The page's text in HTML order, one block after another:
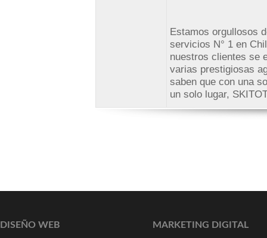
Estamos orgullosos
servicios N° 1 en
nuestros clientes se
varias prestigiosas
saben que con una
un solo lugar,
DISEÑO WEB MARKETING DIGITAL